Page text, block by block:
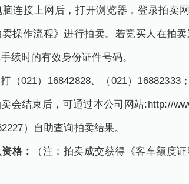
接上网后，打开浏览器，登录拍卖网
操作流程》进行拍卖。若竞买人在拍
续时的有效身份证件号码。
021）16842828、（021）16882333
结束后，可通过本公司网站:http://
）自助查询拍卖结果。
格： （注：拍卖成交获得《客车额度